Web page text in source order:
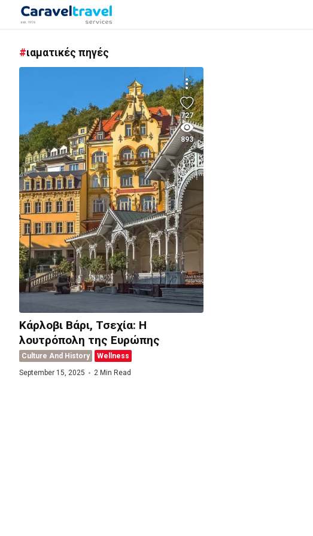
ιαματικές πηγές
727
893
Κάρλοβι Βάρι, Τσεχία: Η
λουτρόπολη της Ευρώπης
Culture And History
Wellness
September 15, 2025
2 Min Read